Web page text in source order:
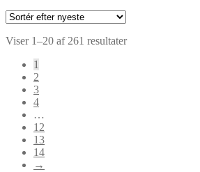
pris
kr. 60.00.
Viser 1–20 af 261 resultaterSorteret
1
2
3
4
…
12
13
14
→